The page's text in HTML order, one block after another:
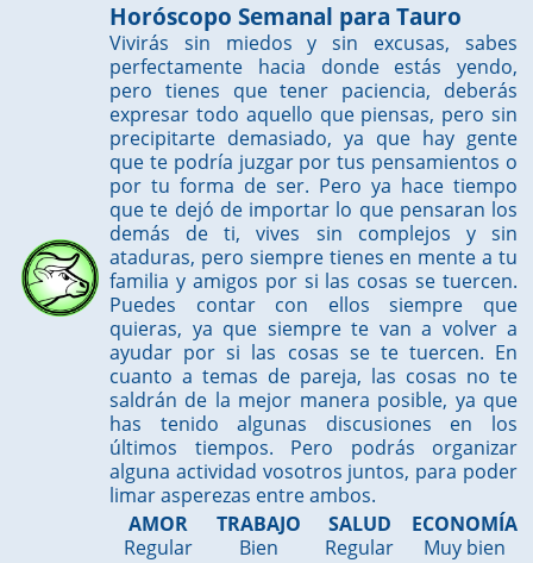
Horóscopo Semanal para Tauro
Vivirás sin miedos y sin excusas, sabes
perfectamente hacia donde estás yendo,
pero tienes que tener paciencia, deberás
expresar todo aquello que piensas, pero sin
precipitarte demasiado, ya que hay gente
que te podría juzgar por tus pensamientos o
por tu forma de ser. Pero ya hace tiempo
que te dejó de importar lo que pensaran los
demás de ti, vives sin complejos y sin
ataduras, pero siempre tienes en mente a tu
familia y amigos por si las cosas se tuercen.
Puedes contar con ellos siempre que
quieras, ya que siempre te van a volver a
ayudar por si las cosas se te tuercen. En
cuanto a temas de pareja, las cosas no te
saldrán de la mejor manera posible, ya que
has tenido algunas discusiones en los
últimos tiempos. Pero podrás organizar
alguna actividad vosotros juntos, para poder
limar asperezas entre ambos.
AMOR
Regular
TRABAJO
Bien
SALUD
Regular
ECONOMÍA
Muy bien